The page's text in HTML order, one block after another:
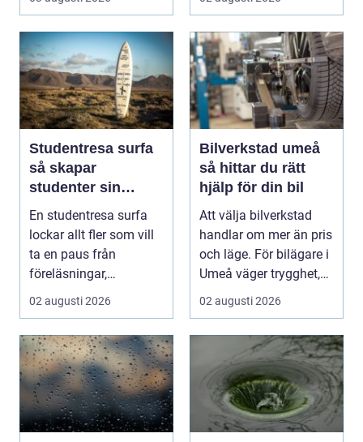
Studentresa surfa
så skapar
studenter sin
ultimata paus från
plugget
En studentresa surfa
lockar allt fler som vill
ta en paus från
föreläsningar,
tentaplugg och sena
02 augusti 2026
Bilverkstad umeå
så hittar du rätt
hjälp för din bil
Att välja bilverkstad
handlar om mer än pris
och läge. För bilägare i
Umeå väger trygghet,
tillgängl...
02 augusti 2026